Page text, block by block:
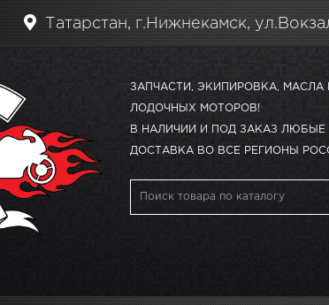
Татарстан, г.Нижнекамск,
ЗАПЧАСТИ, ЭКИПИРОВКА,
ЛОДОЧНЫХ МОТОРОВ!
В НАЛИЧИИ И ПОД ЗАКАЗ ЛЮБЫЕ
ДОСТАВКА ВО ВСЕ РЕГИОНЫ